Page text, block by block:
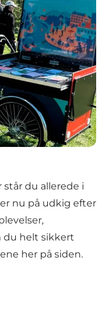
står du allerede i
nu på udkig efter
du helt sikkert
her på siden.